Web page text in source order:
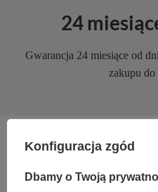
24
Gwarancja 24 miesiące od
zakupu do
Zobacz
Konfiguracja zgód
Dbamy o Twoją